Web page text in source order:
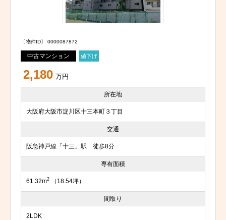
〔物件ID〕 0000087872
中古マンション 値下げ
2,180 万円
所在地
大阪府大阪市淀川区十三本町３丁目
交通
阪急神戸線「十三」駅 徒歩8分
専有面積
61.32m2 （18.54坪）
間取り
2LDK